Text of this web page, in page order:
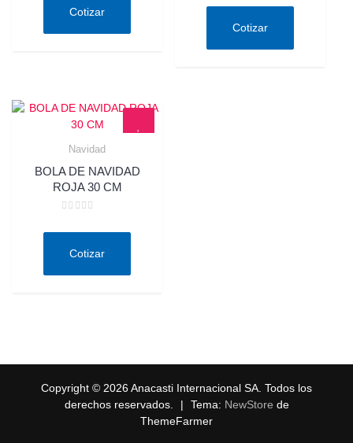
deCotizar
deCotizar
Navidad
BOLA DE NAVIDAD
ROJA 30 CM
deCotizar
Copyright © 2026 Anacasti Internacional SA. Todos los
derechos reservados.
| Tema: NewStore de
ThemeFarmer